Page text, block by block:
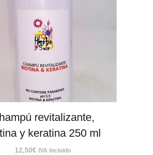
revitalizante,
y keratina 250 ml
12,50€ IVA Incluido